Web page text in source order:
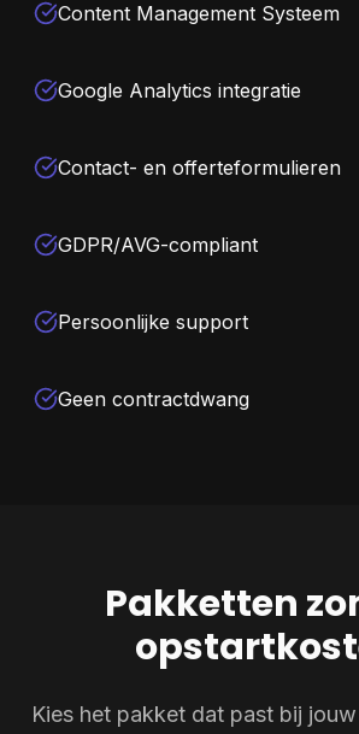
Content Management Systeem
Google Analytics integratie
Contact- en offerteformulieren
GDPR/AVG-compliant
Persoonlijke support
Geen contractdwang
Pakketten
Kies het pakket dat past bij